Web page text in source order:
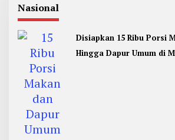
Nasional
Disiapkan 15 Ribu Porsi
Hingga Dapur Umum di